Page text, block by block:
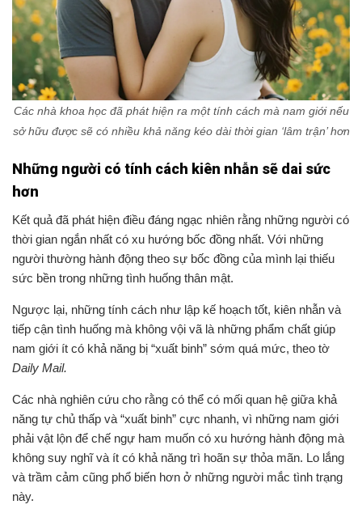
Các nhà khoa học đã phát hiện ra một tính cách mà nam giới nếu
sở hữu được sẽ có nhiều khả năng kéo dài thời gian ‘lâm trận’ hơn
Những người có tính cách kiên nhẫn sẽ dai sức
hơn
Kết quả đã phát hiện điều đáng ngạc nhiên rằng những người có
thời gian ngắn nhất có xu hướng bốc đồng nhất. Với những
người thường hành động theo sự bốc đồng của mình lại thiếu
sức bền trong những tình huống thân mật.
Ngược lại, những tính cách như lập kế hoạch tốt, kiên nhẫn và
tiếp cận tình huống mà không vội vã là những phẩm chất giúp
nam giới ít có khả năng bị “xuất binh” sớm quá mức, theo tờ
Daily Mail.
Các nhà nghiên cứu cho rằng có thể có mối quan hệ giữa khả
năng tự chủ thấp và “xuất binh” cực nhanh, vì những nam giới
phải vật lộn để chế ngự ham muốn có xu hướng hành động mà
không suy nghĩ và ít có khả năng trì hoãn sự thỏa mãn. Lo lắng
và trầm cảm cũng phổ biến hơn ở những người mắc tình trạng
này.